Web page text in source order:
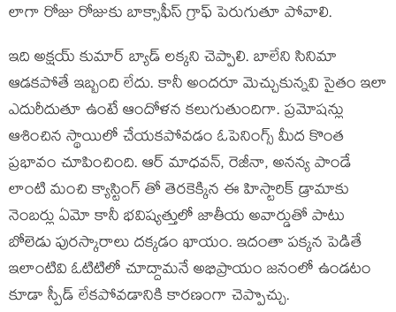
లాగా రోజు రోజుకు బాక్సాఫీస్ గ్రాఫ్ పెరుగుతూ పోవాలి.
ఇది అక్షయ్ కుమార్ బ్యాడ్ లక్కని చెప్పాలి. బాలేని సినిమా
ఆడకపోతే ఇబ్బంది లేదు. కానీ అందరూ మెచ్చుకున్నవి సైతం ఇలా
ఎదురీదుతూ ఉంటే ఆందోళన కలుగుతుందిగా. ప్రమోషన్లు
ఆశించిన స్థాయిలో చేయకపోవడం ఓపెనింగ్స్ మీద కొంత
ప్రభావం చూపించింది. ఆర్ మాధవన్, రెజీనా, అనన్య పాండే
లాంటి మంచి క్యాస్టింగ్ తో తెరకెక్కిన ఈ హిస్టారిక్ డ్రామాకు
నెంబర్లు ఏమో కానీ భవిష్యత్తులో జాతీయ అవార్డుతో పాటు
బోలెడు పురస్కారాలు దక్కడం ఖాయం. ఇదంతా పక్కన పెడితే
ఇలాంటివి ఓటిటిలో చూద్దామనే అభిప్రాయం జనంలో ఉండటం
కూడా స్పీడ్ లేకపోవడానికి కారణంగా చెప్పొచ్చు.